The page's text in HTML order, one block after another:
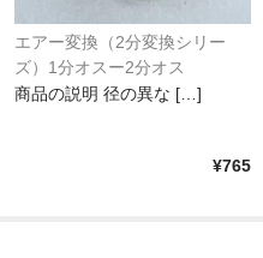
エアー変換（2分変換シリー
ズ）1分オスー2分オス
商品の説明 径の異な […]
¥765